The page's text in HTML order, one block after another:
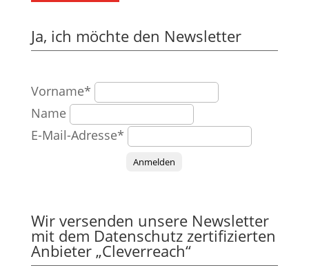
Ja, ich möchte den Newsletter
Vorname*
Name
E-Mail-Adresse*
Anmelden
Wir versenden unsere Newsletter
mit dem Datenschutz zertifizierten
Anbieter „Cleverreach“